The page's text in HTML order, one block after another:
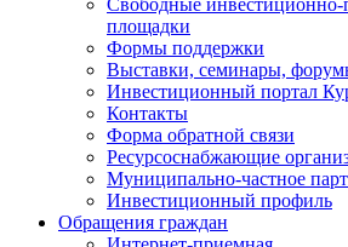
Свободные инвестиционно-
площадки
Формы поддержки
Выставки, семинары,
Инвестиционный портал
Контакты
Форма обратной связи
Ресурсоснабжающие
Муниципально-частное
Инвестиционный профиль
Обращения граждан